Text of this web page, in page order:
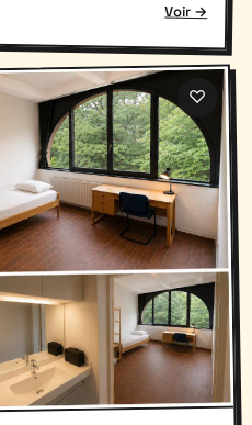
Voir →
♡